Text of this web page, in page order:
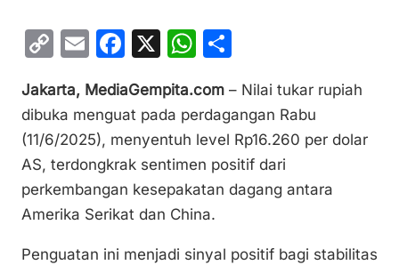
C
p
y
Li
n
k
E
ai
l
F
c
e
b
o
o
k
X
W
at
s
A
p
p
ar
e
Jakarta, MediaGempita.com – Nilai tukar rupiah
dibuka menguat pada perdagangan Rabu
(11/6/2025), menyentuh level Rp16.260 per dolar
AS, terdongkrak sentimen positif dari
perkembangan kesepakatan dagang antara
Amerika Serikat dan China.
Penguatan ini menjadi sinyal positif bagi stabilitas